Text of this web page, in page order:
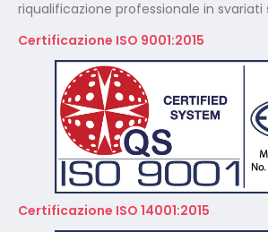
riqualificazione professionale in svariati
Certificazione ISO 9001:2015
Certificazione ISO 14001:2015